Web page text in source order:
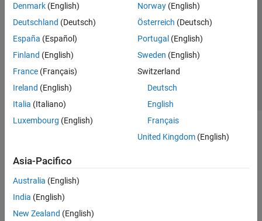
Denmark (English)
Deutschland (Deutsch)
España (Español)
Finland (English)
France (Français)
Ireland (English)
Italia (Italiano)
Luxembourg (English)
Norway(English)
Österreich (Deutsch)
Portugal (English)
Sweden (English)
Switzerland
Deutsch
English
Français
United Kingdom(English)
Asia-Pacifico
Australia (English)
India (English)
New Zealand (English)
Centro di fiducia
Informativa sulla privacy
Antipirateria
Stato dell'applicazione
Contatti
© 1994-2026 The MathWorks, Inc.